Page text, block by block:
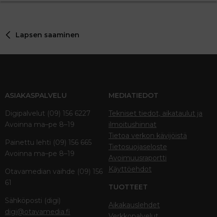
Verdana
Lapsen saaminen
ASIAKASPALVELU
Digipalvelut (09) 156 6227
Avoinna ma–pe 8–19
Painettu lehti (09) 156 665
Avoinna ma–pe 8–19
Otavamedian vaihde (09) 156
61
Sähköposti (digi)
digi@otavamedia.fi
MEDIATIEDOT
Tekniset tiedot, aikataulut ja
ilmoitushinnat
Tietoa verkon kävijöistä
Tietosuojaseloste
Avoimuusraportti
Käyttöehdot
TUOTTEET
Aikakauslehdet